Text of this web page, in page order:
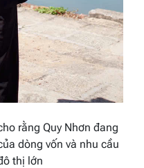
rằng Quy Nhơn đang
dòng vốn và nhu cầu
thị lớn